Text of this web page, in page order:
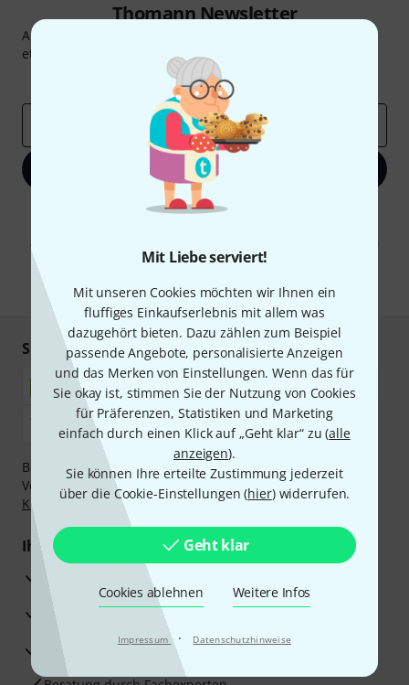
Mit Liebe serviert!
Mit unseren Cookies möchten wir Ihnen ein
fluffiges Einkaufserlebnis mit allem was
dazugehört bieten. Dazu zählen zum Beispiel
passende Angebote, personalisierte Anzeigen
und das Merken von Einstellungen. Wenn das für
Sie okay ist, stimmen Sie der Nutzung von Cookies
für Präferenzen, Statistiken und Marketing
einfach durch einen Klick auf „Geht klar“ zu (alle
anzeigen).
Sie können Ihre erteilte Zustimmung jederzeit
über die Cookie-Einstellungen (hier) widerrufen.
Geht klar
Cookies ablehnen Weitere Infos
Impressum · Datenschutzhinweise
Thomann Newsletter
Abonniere den Thomann Newsletter und gewinne mit
etwas Glück einen von
50 Gutscheinen
Inspirierende Beiträge
Deals
Jetzt anmelden
Mit Klick auf „Jetzt anmelden“ stimmen Sie dem Erhalt von E-Mail-
Abmeldung ist jederzeit möglich. Weitere Informationen finden Sie in
unseren Datenschutzhinweisen
* Pflichtfeld
Sicher einkaufen & bezahlen
Bezahlen Sie vertraulich und sicher per Nachnahme,
Vorkasse, PayPal, Amazon Pay,
Klarna Sofort bezahlen
Klarna Ratenzahlungoder Kreditkarte.
Ihre Vorteile
3 Jahre Thomann Garantie
30 Tage Money-Back-Garantie
Reparaturservice